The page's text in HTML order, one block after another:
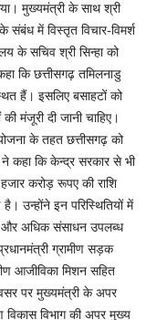
मुख्यमंत्री के साथ श्री
संबंध में विस्तृत विचार-विमर्श
के सचिव श्री सिन्हा को
कि छत्तीसगढ़ तमिलनाडु
हैं। इसलिए बसाहटों को
मंजूरी दी जानी चाहिए।
योजना के तहत छत्तीसगढ़ को
ने कहा कि केन्द्र सरकार से भी
करोड़ रूपए की राशि
उन्होंने इन परिस्थितियों में
और अधिक संसाधन उपलब्ध
ग्रामीण सड़क
आजीविका मिशन सहित
पर मुख्यमंत्री के अपर
विकास विभाग की अपर मुख्य